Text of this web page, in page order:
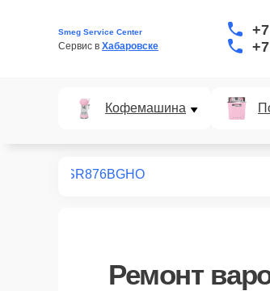
Smeg Service Center
Сервис в Хабаровске
Кофемашина
SR876BGHO
Ремонт